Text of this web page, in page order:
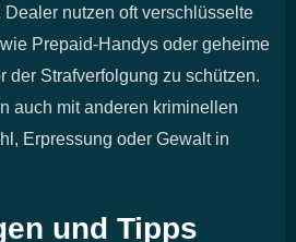
nutzen oft verschlüsselte
Prepaid-Handys oder geheime
der Strafverfolgung zu schützen.
auch mit anderen kriminellen
Erpressung oder Gewalt in
und Tipps